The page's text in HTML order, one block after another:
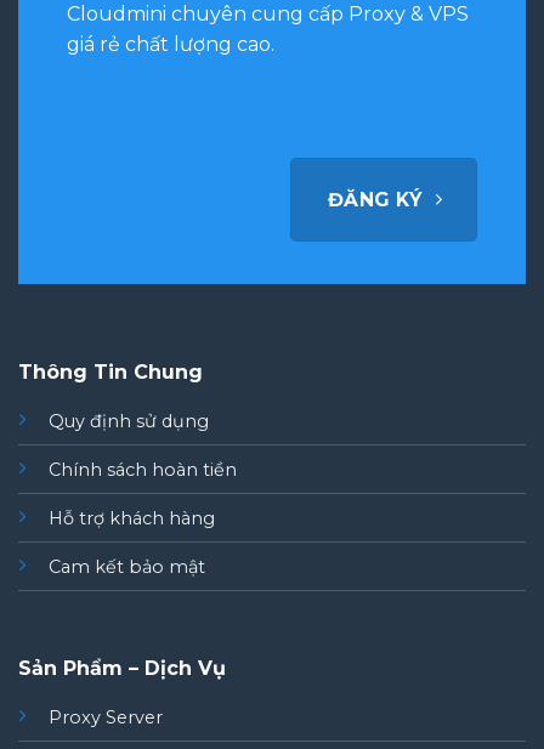
Cloudmini chuyên cung cấp Proxy & VPS
giá rẻ chất lượng cao.
ĐĂNG KÝ
Thông Tin Chung
Quy định sử dụng
Chính sách hoàn tiền
Hỗ trợ khách hàng
Cam kết bảo mật
Sản Phẩm – Dịch Vụ
Proxy Server